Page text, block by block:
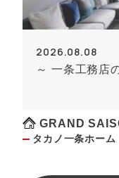
2026.08.08
～ 一条工務店
GRAND
タカノ一条ホーム